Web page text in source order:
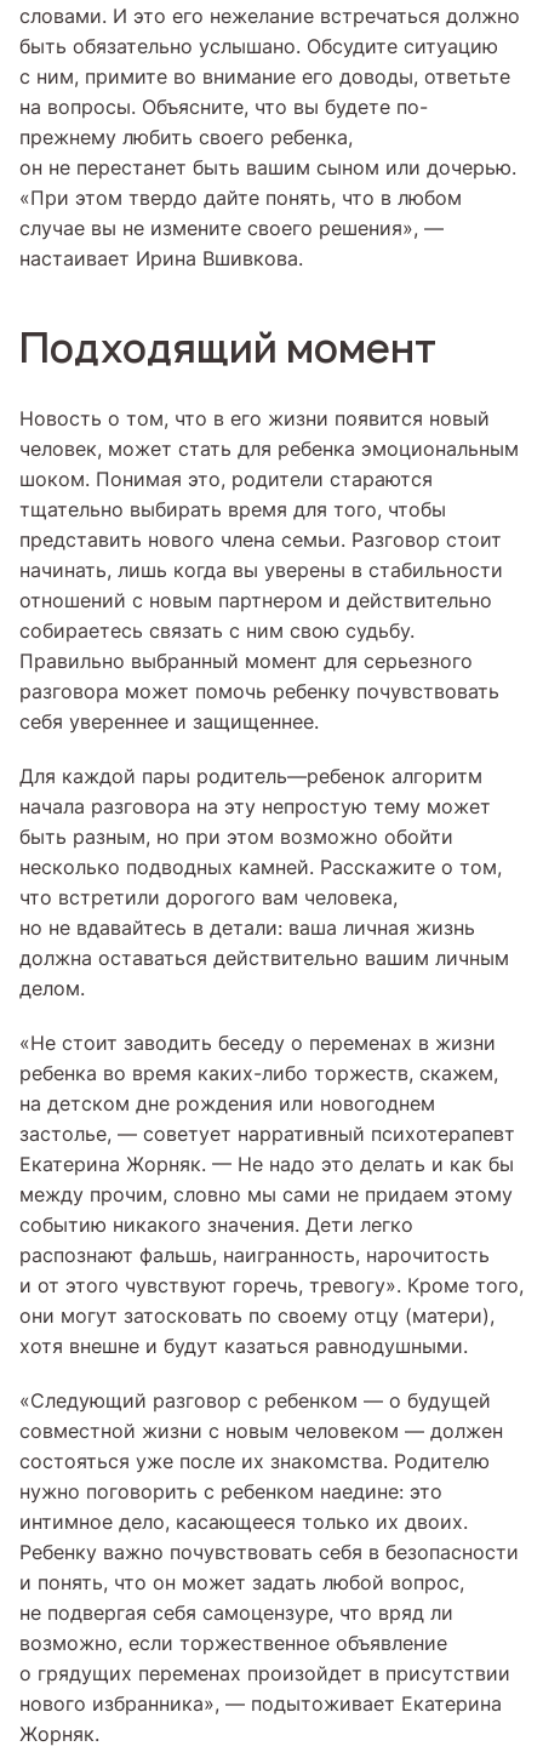
словами. И это его нежелание встречаться должно
быть обязательно услышано. Обсудите ситуацию
с ним, примите во внимание его доводы, ответьте
на вопросы. Объясните, что вы будете по-
прежнему любить своего ребенка,
он не перестанет быть вашим сыном или дочерью.
«При этом твердо дайте понять, что в любом
случае вы не измените своего решения», —
настаивает Ирина Вшивкова.
Подходящий момент
Новость о том, что в его жизни появится новый
человек, может стать для ребенка эмоциональным
шоком. Понимая это, родители стараются
тщательно выбирать время для того, чтобы
представить нового члена семьи. Разговор стоит
начинать, лишь когда вы уверены в стабильности
отношений с новым партнером и действительно
собираетесь связать с ним свою судьбу.
Правильно выбранный момент для серьезного
разговора может помочь ребенку почувствовать
себя увереннее и защищеннее.
Для каждой пары родитель—ребенок алгоритм
начала разговора на эту непростую тему может
быть разным, но при этом возможно обойти
несколько подводных камней. Расскажите о том,
что встретили дорогого вам человека,
но не вдавайтесь в детали: ваша личная жизнь
должна оставаться действительно вашим личным
делом.
«Не стоит заводить беседу о переменах в жизни
ребенка во время каких-либо торжеств, скажем,
на детском дне рождения или новогоднем
застолье, — советует нарративный психотерапевт
Екатерина Жорняк. — Не надо это делать и как бы
между прочим, словно мы сами не придаем этому
событию никакого значения. Дети легко
распознают фальшь, наигранность, нарочитость
и от этого чувствуют горечь, тревогу». Кроме того,
они могут затосковать по своему отцу (матери),
хотя внешне и будут казаться равнодушными.
«Следующий разговор с ребенком — о будущей
совместной жизни с новым человеком — должен
состояться уже после их знакомства. Родителю
нужно поговорить с ребенком наедине: это
интимное дело, касающееся только их двоих.
Ребенку важно почувствовать себя в безопасности
и понять, что он может задать любой вопрос,
не подвергая себя самоцензуре, что вряд ли
возможно, если торжественное объявление
о грядущих переменах произойдет в присутствии
нового избранника», — подытоживает Екатерина
Жорняк.